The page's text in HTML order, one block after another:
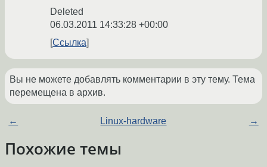
Deleted
06.03.2011 14:33:28 +00:00
Ссылка
Вы не можете добавлять комментарии в эту тему. Тема
перемещена в архив.
← Linux-hardware →
Похожие темы